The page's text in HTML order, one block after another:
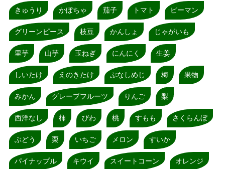
きゅうり かぼちゃ 茄子 トマト ピーマン
グリーンピース 枝豆 かんしょ じゃがいも
里芋 山芋 玉ねぎ にんにく 生姜
しいたけ えのきたけ ぶなしめじ 梅 果物
みかん グレープフルーツ りんご 梨
西洋なし 柿 びわ 桃 すもも さくらんぼ
ぶどう 栗 いちご メロン すいか
パイナップル キウイ スイートコーン オレンジ